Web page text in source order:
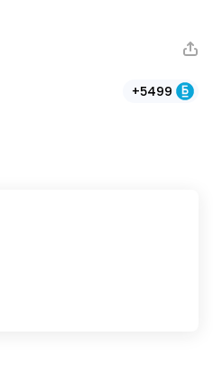
+5499